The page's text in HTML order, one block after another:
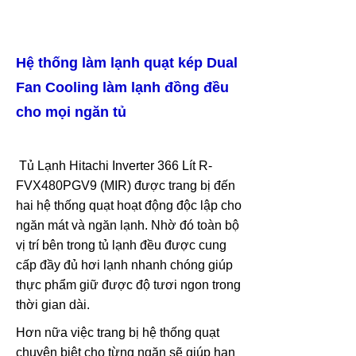
Hệ thống làm lạnh quạt kép Dual
Fan Cooling làm lạnh đồng đều
cho mọi ngăn tủ
Tủ Lạnh Hitachi Inverter 366 Lít R-
FVX480PGV9 (MIR) được trang bị đến
hai hệ thống quạt hoạt động độc lập cho
ngăn mát và ngăn lạnh. Nhờ đó toàn bộ
vị trí bên trong tủ lạnh đều được cung
cấp đầy đủ hơi lạnh nhanh chóng giúp
thực phẩm giữ được độ tươi ngon trong
thời gian dài.
Hơn nữa việc trang bị hệ thống quạt
chuyên biệt cho từng ngăn sẽ giúp hạn